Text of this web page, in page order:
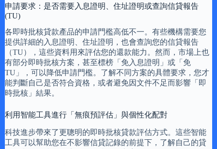
申請要求：是否需要入息證明、住址證明或查詢信貸報告
(TU)
各即時批核貸款產品的申請門檻高低不一。有些機構需要您
提供詳細的入息證明、住址證明，也會查詢您的信貸報告
（TU），這些資料用來評估您的還款能力。然而，市場上也
有部分即時批核方案，甚至標榜「免入息證明」或「免
TU」，可以降低申請門檻。了解不同方案的具體要求，您才
能判斷自己是否符合資格，或者避免因文件不足而影響「即
時批核」結果。
利用智能工具進行「無痕預評估」與個性化配對
科技進步帶來了更聰明的即時批核貸款評估方式。這些智能
工具可以幫助您在不影響信貸記錄的前提下，了解自己的貸